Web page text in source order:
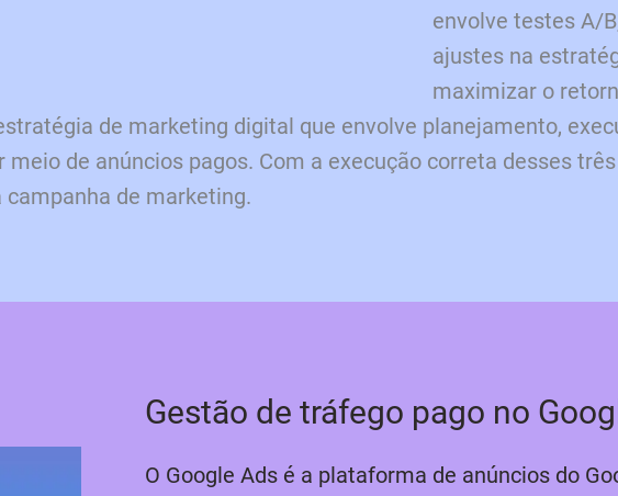
envolve testes A/
ajustes na
maximizar o
de marketing digital que envolve planejamento,
de anúncios pagos. Com a execução correta desses
de marketing.
Gestão de tráfego pago no
O Google Ads é a plataforma de anúncios do